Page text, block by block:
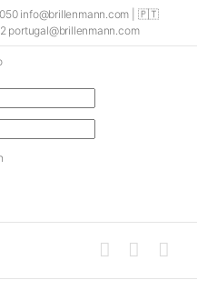
info@brillenmann.com | 🇵🇹
portugal@brillenmann.com